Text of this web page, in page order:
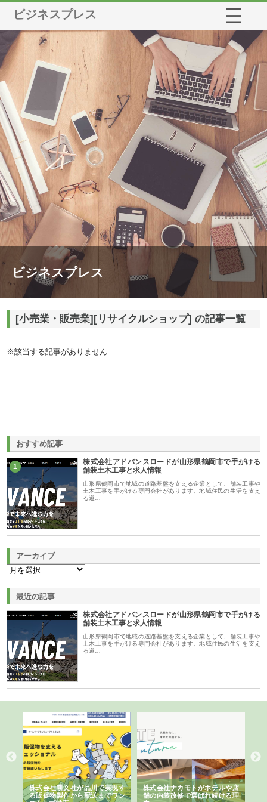
ビジネスプレス
ビジネスプレス
[小売業・販売業][リサイクルショップ] の記事一覧
※該当する記事がありません
おすすめ記事
1
株式会社アドバンスロードが山形県鶴岡市で手がける
舗装土木工事と求人情報
山形県鶴岡市で地域の道路基盤を支える企業として、舗装工事や
土木工事を手がける専門会社があります。地域住民の生活を支え
る道…
アーカイブ
最近の記事
株式会社アドバンスロードが山形県鶴岡市で手がける
舗装土木工事と求人情報
山形県鶴岡市で地域の道路基盤を支える企業として、舗装工事や
土木工事を手がける専門会社があります。地域住民の生活を支え
る道…
株式会社耕文社が品川で実現す
る販促物製作から配送までワン
株式会社ナカモトがホテルや店
舗の内装改修で選ばれ続ける理